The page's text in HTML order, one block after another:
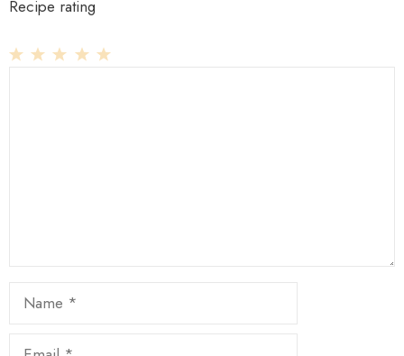
Recipe rating
Name
Email